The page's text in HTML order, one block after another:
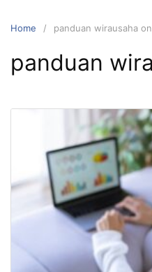
Home panduan wirausaha
panduan